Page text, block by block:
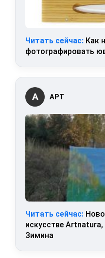
Читать сейчас: Как
фотографировать
А АРТ
Читать сейчас:
искусстве
Зимина